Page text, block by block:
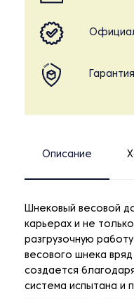
Гарантия
Описание
Шнековый весовой
карьерах и не
разгрузочную
весового шнека
создается
система испытана и